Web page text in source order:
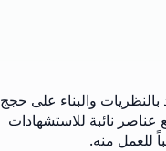
والبناء على حجج
نائبة للاستشهادات
للعمل منه.